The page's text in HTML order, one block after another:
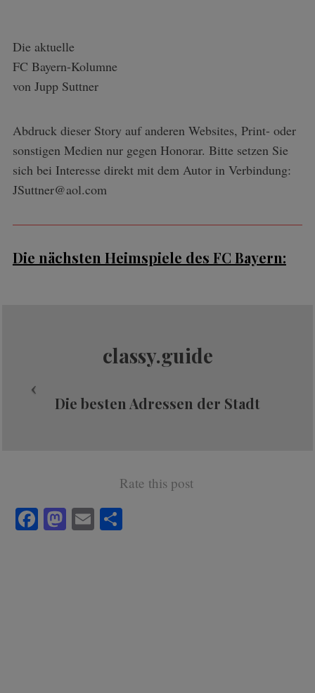
Die aktuelle
FC Bayern-Kolumne
von Jupp Suttner
Abdruck dieser Story auf anderen Websites, Print- oder
sonstigen Medien nur gegen Honorar. Bitte setzen Sie
sich bei Interesse direkt mit dem Autor in Verbindung:
JSuttner@aol.com
Die nächsten Heimspiele des FC Bayern:
classy.guide
Die besten Adressen der Stadt
Rate this post
Fa M E Te